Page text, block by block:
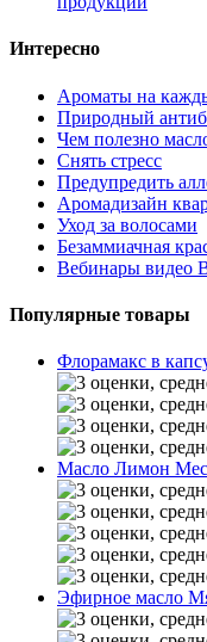
Интересно
Ароматы на
Природный
Чем полезно
Снять стресс
Предупредить
Аромадизайн
Уход за волосами
Безаммиачная
Вебинары видео
Популярные товары
Флорамакс в
Масло Лимон
Эфирное масло